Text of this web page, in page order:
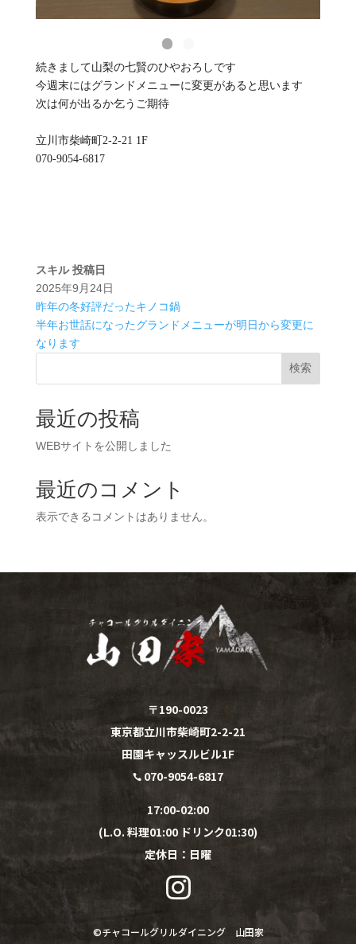
続きまして山梨の七賢のひやおろしです
今週末にはグランドメニューに変更があると思います
次は何が出るか乞うご期待
立川市柴崎町2-2-21 1F
070-9054-6817
スキル 投稿日
2025年9月24日
昨年の冬好評だったキノコ鍋
半年お世話になったグランドメニューが明日から変更に
なります
検索
最近の投稿
WEBサイトを公開しました
最近のコメント
表示できるコメントはありません。
〒190-0023
東京都立川市柴崎町2-2-21
田園キャッスルビル1F
 070-9054-6817
17:00-02:00
(L.O. 料理01:00 ドリンク01:30)
定休日： 日曜

©︎チャコールグリルダイニング 山田家